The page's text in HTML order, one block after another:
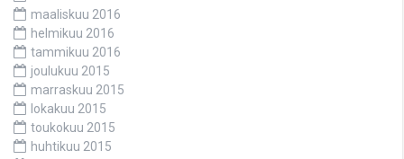
maaliskuu 2016
helmikuu 2016
tammikuu 2016
joulukuu 2015
marraskuu 2015
lokakuu 2015
toukokuu 2015
huhtikuu 2015